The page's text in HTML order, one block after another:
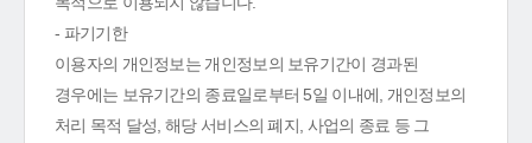
- 파기기한
이용자의 개인정보는 개인정보의 보유기간이 경과된
경우에는 보유기간의 종료일로부터 5일 이내에, 개인정보의
처리 목적 달성, 해당 서비스의 폐지, 사업의 종료 등 그